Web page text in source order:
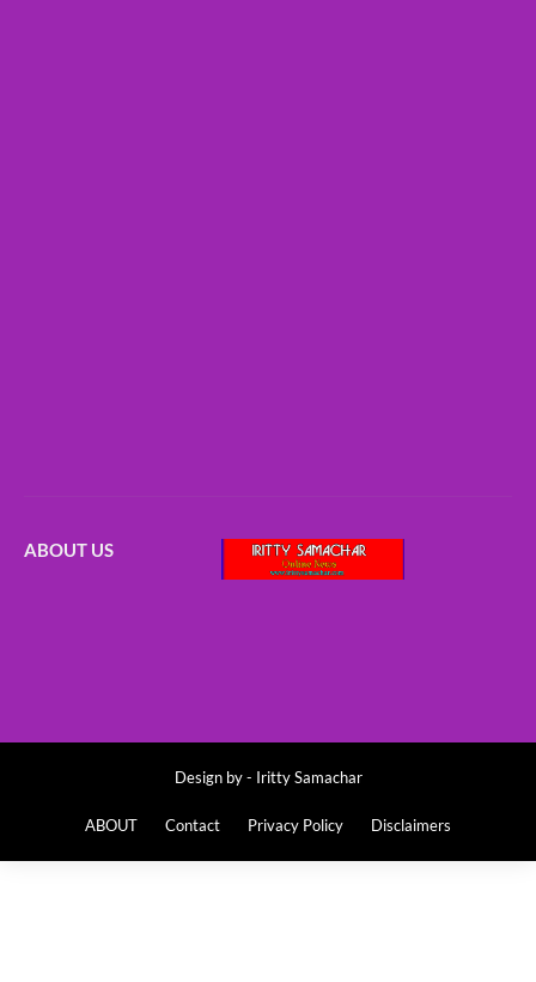
ABOUT US
Design by - Iritty Samachar
ABOUT Contact Privacy Policy Disclaimers